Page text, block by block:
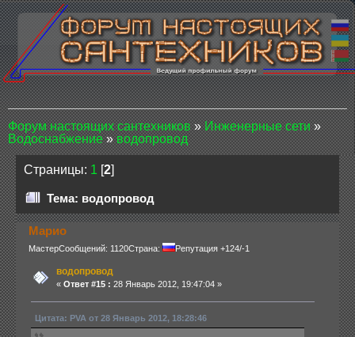
Форум настоящих сантехников»Инженерные сети»
Водоснабжение»водопровод
Страницы: 1 [2]
Тема: водопровод
Марио
МастерСообщений: 1120Страна: Репутация +124/-1
водопровод
« Ответ #15 : 28 Январь 2012, 19:47:04 »
Цитата: PVA от 28 Январь 2012, 18:28:46